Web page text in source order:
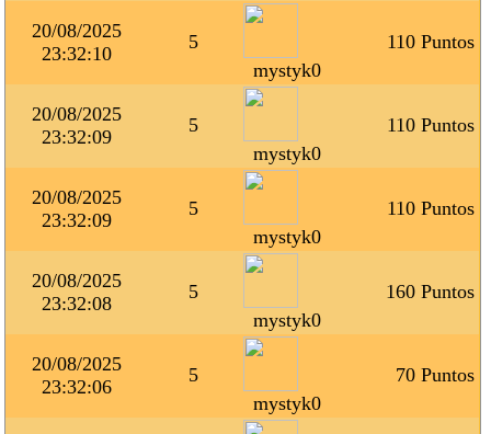
20/08/2025
23:32:10
5
mystyk0
110 Puntos
20/08/2025
23:32:09
5
mystyk0
110 Puntos
20/08/2025
23:32:09
5
mystyk0
110 Puntos
20/08/2025
23:32:08
5
mystyk0
160 Puntos
20/08/2025
23:32:06
5
mystyk0
70 Puntos